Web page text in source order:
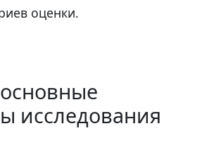
оценки.
исследования